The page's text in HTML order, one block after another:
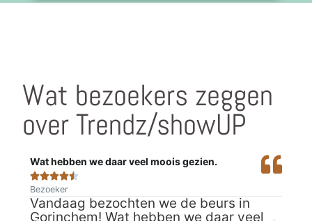
Wat bezoekers zeggen
over Trendz/showUP
Wat hebben we daar veel moois gezien.

Bezoeker
Vandaag bezochten we de beurs in
Gorinchem! Wat hebben we daar veel